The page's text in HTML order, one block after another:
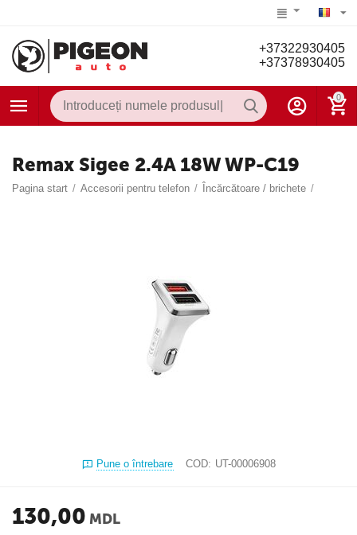
+37322930405
+37378930405
0
Remax Sigee 2.4A 18W WP-C19
Pagina start / Accesorii pentru telefon / Încărcătoare / brichete /
Pune o întrebare COD: UT-00006908
130,00 MDL